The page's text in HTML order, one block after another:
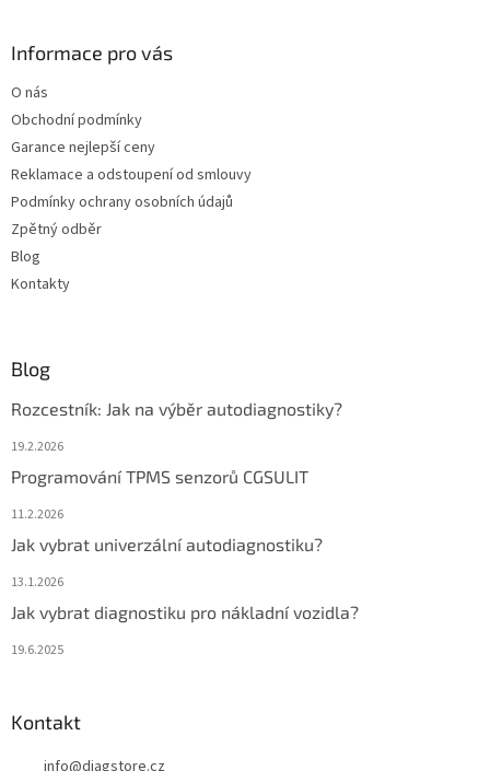
Informace pro vás
O nás
Obchodní podmínky
Garance nejlepší ceny
Reklamace a odstoupení od smlouvy
Podmínky ochrany osobních údajů
Zpětný odběr
Blog
Kontakty
Blog
Rozcestník: Jak na výběr autodiagnostiky?
19.2.2026
Programování TPMS senzorů CGSULIT
11.2.2026
Jak vybrat univerzální autodiagnostiku?
13.1.2026
Jak vybrat diagnostiku pro nákladní vozidla?
19.6.2025
Kontakt